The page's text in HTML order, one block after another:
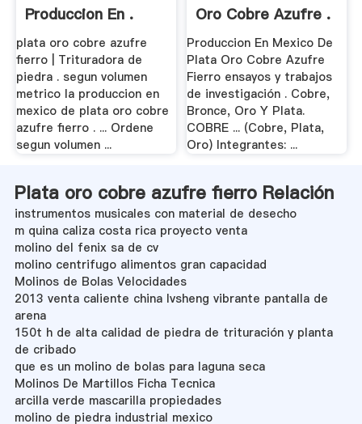
Produccion En .
plata oro cobre azufre
fierro | Trituradora de
piedra . segun volumen
metrico la produccion en
mexico de plata oro cobre
azufre fierro . ... Ordene
segun volumen ...
Oro Cobre Azufre .
Produccion En Mexico De
Plata Oro Cobre Azufre
Fierro ensayos y trabajos
de investigación . Cobre,
Bronce, Oro Y Plata.
COBRE ... (Cobre, Plata,
Oro) Integrantes: ...
Plata oro cobre azufre fierro Relación
instrumentos musicales con material de desecho
m quina caliza costa rica proyecto venta
molino del fenix sa de cv
molino centrifugo alimentos gran capacidad
Molinos de Bolas Velocidades
2013 venta caliente china lvsheng vibrante pantalla de
arena
150t h de alta calidad de piedra de trituración y planta
de cribado
que es un molino de bolas para laguna seca
Molinos De Martillos Ficha Tecnica
arcilla verde mascarilla propiedades
molino de piedra industrial mexico